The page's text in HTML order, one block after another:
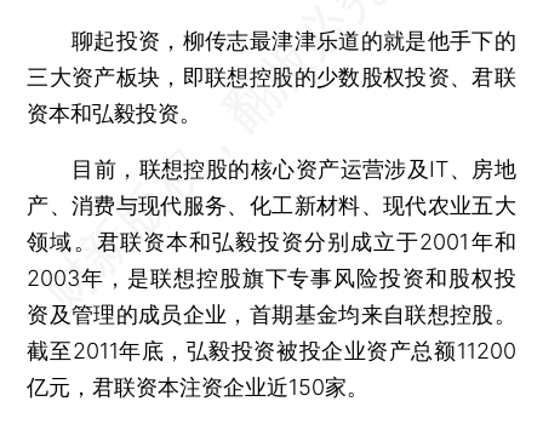
聊起投资，柳传志最津津乐道的就是他手下的
三大资产板块，即联想控股的少数股权投资、君联
资本和弘毅投资。
目前，联想控股的核心资产运营涉及IT、房地
产、消费与现代服务、化工新材料、现代农业五大
领域。君联资本和弘毅投资分别成立于2001年和
2003年，是联想控股旗下专事风险投资和股权投
资及管理的成员企业，首期基金均来自联想控股。
截至2011年底，弘毅投资被投企业资产总额11200
亿元，君联资本注资企业近150家。